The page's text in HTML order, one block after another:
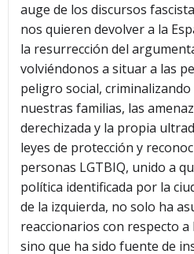
auge de los discursos
nos quieren devolver a la
la resurrección del
volviéndonos a situar a las
peligro social,
nuestras familias, las
derechizada y la propia
leyes de protección y
personas LGTBIQ, unido a
política identificada por la
de la izquierda, no solo ha
reaccionarios con respecto
sino que ha sido fuente de